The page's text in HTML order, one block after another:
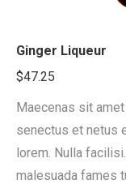
Ginger Liqueur
$47.25
Maecenas sit
senectus et netus
lorem. Nulla
malesuada fames